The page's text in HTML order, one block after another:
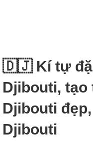
🇩🇯 Kí tự
Djibouti, tạo
Djibouti
Djibouti